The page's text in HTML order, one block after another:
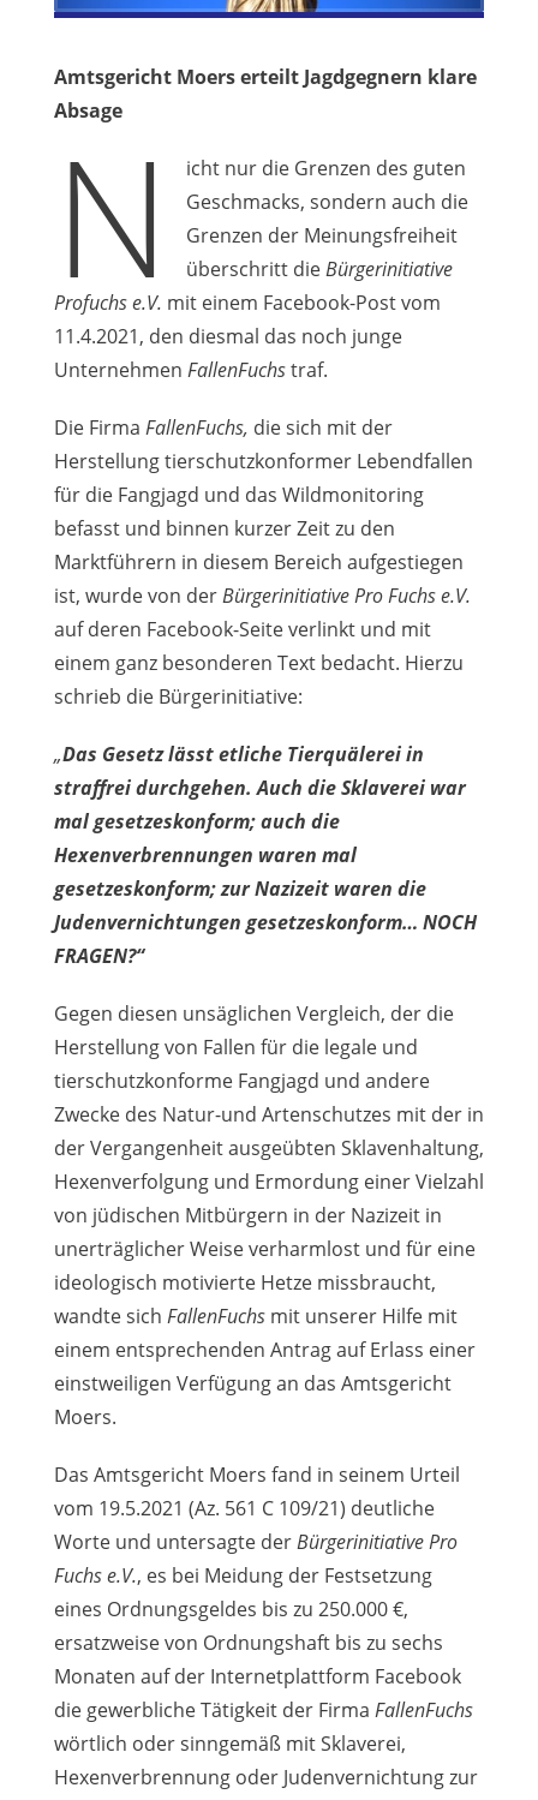
Amtsgericht Moers erteilt Jagdgegnern klare
Absage
N
icht nur die Grenzen des guten
Geschmacks, sondern auch die
Grenzen der Meinungsfreiheit
überschritt dieBürgerinitiative
Profuchs e.V. mit einem Facebook-Post vom
11.4.2021, den diesmal das noch junge
Unternehmen FallenFuchstraf.
Die Firma FallenFuchs, die sich mit der
Herstellung tierschutzkonformer Lebendfallen
für die Fangjagd und das Wildmonitoring
befasst und binnen kurzer Zeit zu den
Marktführern in diesem Bereich aufgestiegen
ist, wurde von derBürgerinitiative Pro Fuchs e.V.
auf deren Facebook-Seite verlinkt und mit
einem ganz besonderen Text bedacht. Hierzu
schrieb die Bürgerinitiative:
„Das Gesetz lässt etliche Tierquälerei in
straffrei durchgehen. Auch die Sklaverei war
mal gesetzeskonform; auch die
Hexenverbrennungen waren mal
gesetzeskonform; zur Nazizeit waren die
Judenvernichtungen gesetzeskonform… NOCH
FRAGEN?“
Gegen diesen unsäglichen Vergleich, der die
Herstellung von Fallen für die legale und
tierschutzkonforme Fangjagd und andere
Zwecke des Natur-und Artenschutzes mit der in
der Vergangenheit ausgeübten Sklavenhaltung,
Hexenverfolgung und Ermordung einer Vielzahl
von jüdischen Mitbürgern in der Nazizeit in
unerträglicher Weise verharmlost und für eine
ideologisch motivierte Hetze missbraucht,
wandte sich FallenFuchs mit unserer Hilfe mit
einem entsprechenden Antrag auf Erlass einer
einstweiligen Verfügung an das Amtsgericht
Moers.
Das Amtsgericht Moers fand in seinem Urteil
vom 19.5.2021 (Az. 561 C 109/21) deutliche
Worte und untersagte derBürgerinitiative Pro
Fuchs e.V., es bei Meidung der Festsetzung
eines Ordnungsgeldes bis zu 250.000 €,
ersatzweise von Ordnungshaft bis zu sechs
Monaten auf der Internetplattform Facebook
die gewerbliche Tätigkeit der Firma FallenFuchs
wörtlich oder sinngemäß mit Sklaverei,
Hexenverbrennung oder Judenvernichtung zur